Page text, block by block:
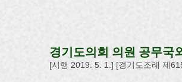
경기도의회 의원 공무국
[시행 2019. 5. 1.] [경기도조례 제